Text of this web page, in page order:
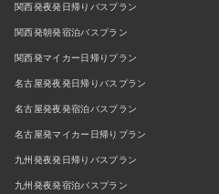
関西発夜発日帰りバスプラン
関西発朝発宿泊バスプラン
関西発マイカー日帰りプラン
名古屋発夜発日帰りバスプラン
名古屋発夜発宿泊バスプラン
名古屋発マイカー日帰りプラン
九州発夜発日帰りバスプラン
九州発夜発宿泊バスプラン